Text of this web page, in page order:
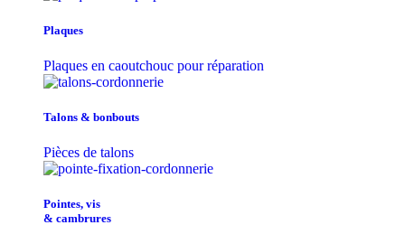
Plaques
Plaques en caoutchouc pour réparation
Talons & bonbouts
Pièces de talons
Pointes, vis
& cambrures